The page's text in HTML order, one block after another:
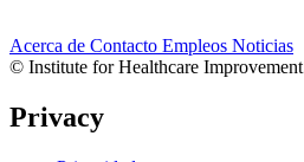
Acerca de Contacto Empleos Noticias
© Institute for Healthcare
Privacy